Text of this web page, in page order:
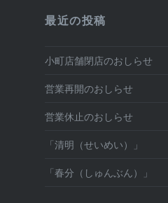
最近の投稿
小町店舗閉店のおしらせ
営業再開のおしらせ
営業休止のおしらせ
「清明（せいめい）」
「春分（しゅんぶん）」